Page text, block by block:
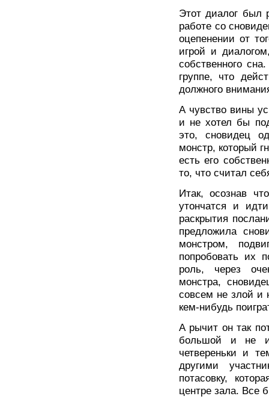
Этот диалог был
работе со
оцепенении от
игрой и
собственного
группе, что
должного
А чувство вины
и не хотел бы
это, сновидец
монстр, который
есть его
то, что считал
Итак, осознав
утончатся и
раскрытия
предложила
монстром,
попробовать их
роль, через
монстра,
совсем не злой и
кем-нибудь
А рычит он так
большой и не
четвереньки и
другими
потасовку,
центре зала. Все